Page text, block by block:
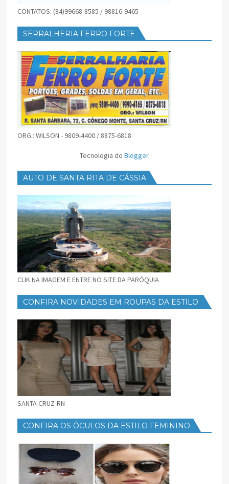
CONTATOS: (84)99668-8585 / 98816-9465
SERRALHERIA FERRO FORTE
ORG.: WILSON - 9809-4400 / 8875-6818
Tecnologia do Blogger.
AUTO DE SANTA RITA DE CÁSSIA
CLIK NA IMAGEM E ENTRE NO SITE DA PARÓQUIA
CONFIRA NOVIDADES EM ROUPAS DA ESTILO
SANTA CRUZ-RN
CONFIRA OS ÓCULOS DA ESTILO FEMININO